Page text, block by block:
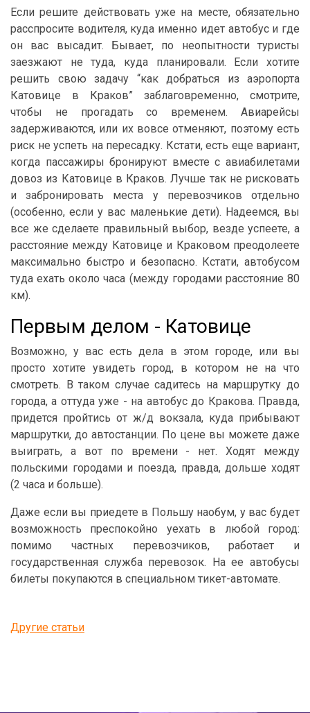
Если решите действовать уже на месте, обязательно
расспросите водителя, куда именно идет автобус и где
он вас высадит. Бывает, по неопытности туристы
заезжают не туда, куда планировали. Если хотите
решить свою задачу “как добраться из аэропорта
Катовице в Краков” заблаговременно, смотрите,
чтобы не прогадать со временем. Авиарейсы
задерживаются, или их вовсе отменяют, поэтому есть
риск не успеть на пересадку. Кстати, есть еще вариант,
когда пассажиры бронируют вместе с авиабилетами
довоз из Катовице в Краков. Лучше так не рисковать
и забронировать места у перевозчиков отдельно
(особенно, если у вас маленькие дети). Надеемся, вы
все же сделаете правильный выбор, везде успеете, а
расстояние между Катовице и Краковом преодолеете
максимально быстро и безопасно. Кстати, автобусом
туда ехать около часа (между городами расстояние 80
км).
Первым делом - Катовице
Возможно, у вас есть дела в этом городе, или вы
просто хотите увидеть город, в котором не на что
смотреть. В таком случае садитесь на маршрутку до
города, а оттуда уже - на автобус до Кракова. Правда,
придется пройтись от ж/д вокзала, куда прибывают
маршрутки, до автостанции. По цене вы можете даже
выиграть, а вот по времени - нет. Ходят между
польскими городами и поезда, правда, дольше ходят
(2 часа и больше).
Даже если вы приедете в Польшу наобум, у вас будет
возможность преспокойно уехать в любой город:
помимо частных перевозчиков, работает и
государственная служба перевозок. На ее автобусы
билеты покупаются в специальном тикет-автомате.
Другие статьи